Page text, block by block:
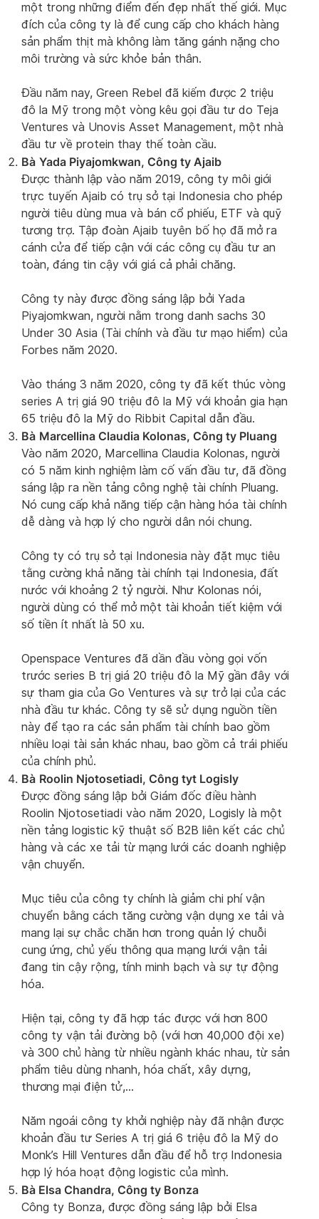
một trong những điểm đến đẹp nhất thế giới. Mục
đích của công ty là để cung cấp cho khách hàng
sản phẩm thịt mà không làm tăng gánh nặng cho
môi trường và sức khỏe bản thân.
Đầu năm nay, Green Rebel đã kiếm được 2 triệu
đô la Mỹ trong một vòng kêu gọi đầu tư do Teja
Ventures và Unovis Asset Management, một nhà
đầu tư về protein thay thế toàn cầu.
Bà Yada Piyajomkwan, Công ty Ajaib
Được thành lập vào năm 2019, công ty môi giới
trực tuyến Ajaib có trụ sở tại Indonesia cho phép
người tiêu dùng mua và bán cổ phiếu, ETF và quỹ
tương trợ. Tập đoàn Ajaib tuyên bố họ đã mở ra
cánh cửa để tiếp cận với các công cụ đầu tư an
toàn, đáng tin cậy với giá cả phải chăng.
Công ty này được đồng sáng lập bởi Yada
Piyajomkwan, người nằm trong danh sachs 30
Under 30 Asia (Tài chính và đầu tư mạo hiểm) của
Forbes năm 2020.
Vào tháng 3 năm 2020, công ty đã kết thúc vòng
series A trị giá 90 triệu đô la Mỹ với khoản gia hạn
65 triệu đô la Mỹ do Ribbit Capital dẫn đầu.
Bà Marcellina Claudia Kolonas, Công ty Pluang
Vào năm 2020, Marcellina Claudia Kolonas, người
có 5 năm kinh nghiệm làm cố vấn đầu tư, đã đồng
sáng lập ra nền tảng công nghệ tài chính Pluang.
Nó cung cấp khả năng tiếp cận hàng hóa tài chính
dễ dàng và hợp lý cho người dân nói chung.
Công ty có trụ sở tại Indonesia này đặt mục tiêu
tằng cường khả năng tài chính tại Indonesia, đất
nước với khoảng 2 tỷ người. Như Kolonas nói,
người dùng có thể mở một tài khoản tiết kiệm với
số tiền ít nhất là 50 xu.
Openspace Ventures đã dần đầu vòng gọi vốn
trước series B trị giá 20 triệu đô la Mỹ gần đây với
sự tham gia của Go Ventures và sự trở lại của các
nhà đầu tư khác. Công ty sẽ sử dụng nguồn tiền
này để tạo ra các sản phẩm tài chính bao gồm
nhiều loại tài sản khác nhau, bao gồm cả trái phiếu
của chính phủ.
Bà Roolin Njotosetiadi, Công tyt Logisly
Được đồng sáng lập bởi Giám đốc điều hành
Roolin Njotosetiadi vào năm 2020, Logisly là một
nền tảng logistic kỹ thuật số B2B liên kết các chủ
hàng và các xe tải từ mạng lưới các doanh nghiệp
vận chuyển.
Mục tiêu của công ty chính là giảm chi phí vận
chuyển bằng cách tăng cường vận dụng xe tải và
mang lại sự chắc chăn hơn trong quản lý chuỗi
cung ứng, chủ yếu thông qua mạng lưới vận tải
đang tin cậy rộng, tính minh bạch và sự tự động
hóa.
Hiện tại, công ty đã hợp tác được với hơn 800
công ty vận tải đường bộ (với hơn 40,000 đội xe)
và 300 chủ hàng từ nhiều ngành khác nhau, từ sản
phẩm tiêu dùng nhanh, hóa chất, xây dựng,
thương mại điện tử,…
Năm ngoái công ty khởi nghiệp này đã nhận được
khoản đầu tư Series A trị giá 6 triệu đô la Mỹ do
Monk’s Hill Ventures dẫn đầu để hỗ trợ Indonesia
hợp lý hóa hoạt động logistic của mình.
Bà Elsa Chandra, Công ty Bonza
Công ty Bonza, được đồng sáng lập bởi Elsa